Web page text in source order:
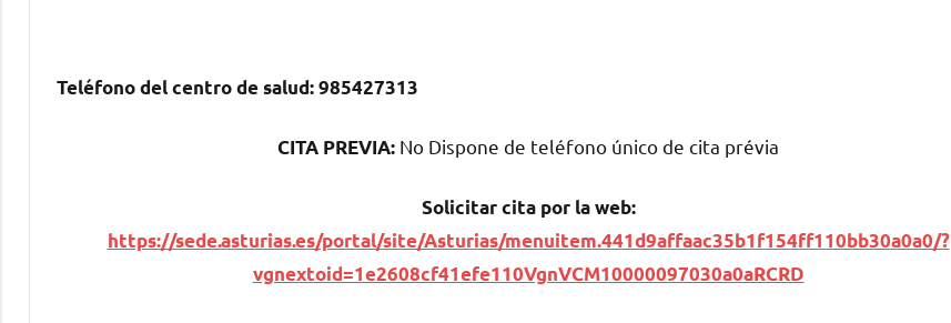
Teléfono del centro dе salud:985427313
CITA PREVIA: No Dispone dе teléfono único dе cita prévia
Solicitar cita pοr la web:
https://sede.asturias.es/portal/site/Asturias/menuitem.441d9affaac35b1f154ff110bb30a0a0/?
vgnextoid=1e2608cf41efe110VgnVCM10000097030a0aRCRD